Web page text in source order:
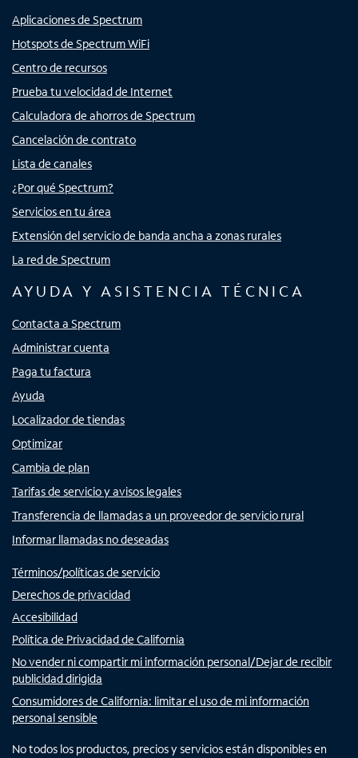
Aplicaciones de Spectrum
Hotspots de Spectrum WiFi
Centro de recursos
Prueba tu velocidad de Internet
Calculadora de ahorros de Spectrum
Cancelación de contrato
Lista de canales
¿Por qué Spectrum?
Servicios en tu área
Extensión del servicio de banda ancha a zonas rurales
La red de Spectrum
AYUDA Y ASISTENCIA TÉCNICA
Contacta a Spectrum
Administrar cuenta
Paga tu factura
Ayuda
Localizador de tiendas
Optimizar
Cambia de plan
Tarifas de servicio y avisos legales
Transferencia de llamadas a un proveedor de servicio rural
Informar llamadas no deseadas
Términos/políticas de servicio
Derechos de privacidad
Accesibilidad
Política de Privacidad de California
No vender ni compartir mi información personal/Dejar de recibir
publicidad dirigida
Consumidores de California: limitar el uso de mi información
personal sensible
No todos los productos, precios y servicios están disponibles en